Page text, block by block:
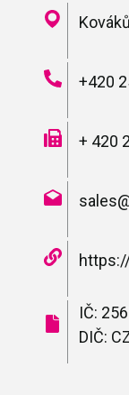
+420
+ 420
IČ:
DIČ: